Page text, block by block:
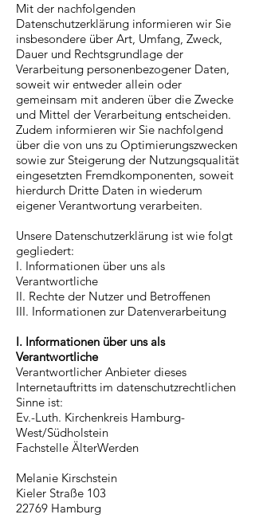
Mit der nachfolgenden
Datenschutzerklärung informieren wir Sie
insbesondere über Art, Umfang, Zweck,
Dauer und Rechtsgrundlage der
Verarbeitung personenbezogener Daten,
soweit wir entweder allein oder
gemeinsam mit anderen über die Zwecke
und Mittel der Verarbeitung entscheiden.
Zudem informieren wir Sie nachfolgend
über die von uns zu Optimierungszwecken
sowie zur Steigerung der Nutzungsqualität
eingesetzten Fremdkomponenten, soweit
hierdurch Dritte Daten in wiederum
eigener Verantwortung verarbeiten.
Unsere Datenschutzerklärung ist wie folgt
gegliedert:
I. Informationen über uns als
Verantwortliche
II. Rechte der Nutzer und Betroffenen
III. Informationen zur Datenverarbeitung
I. Informationen über uns als
Verantwortliche
Verantwortlicher Anbieter dieses
Internetauftritts im datenschutzrechtlichen
Sinne ist:
Ev.-Luth. Kirchenkreis Hamburg-
West/Südholstein
Fachstelle ÄlterWerden
Melanie Kirschstein
Kieler Straße 103
22769 Hamburg